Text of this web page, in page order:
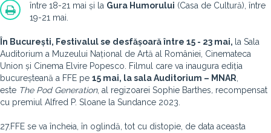
între 18-21 mai și la Gura Humorului (Casa de Cultură), între
19-21 mai.
În București, Festivalul se desfășoară între 15 - 23 mai, la Sala
Auditorium a Muzeului Național de Artă al României, Cinemateca
Union și Cinema Elvire Popesco. Filmul care va inaugura ediția
bucureșteană a FFE pe 15 mai, la sala Auditorium – MNAR
este The Pod Generation, al regizoarei Sophie Barthes, recompensat
cu premiul Alfred P. Sloane la Sundance 2023.
27.FFE se va încheia, în oglindă, tot cu distopie, de data aceasta